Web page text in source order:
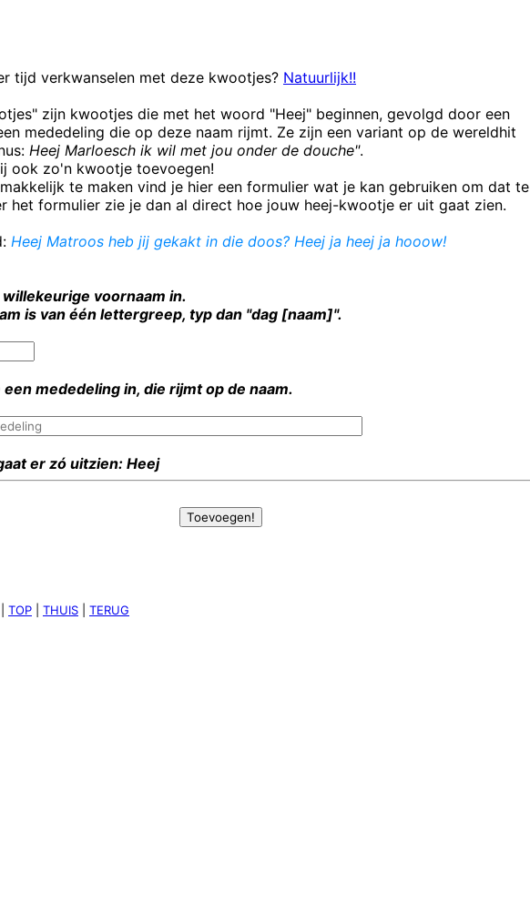
tijd verkwanselen met deze kwootjes? Natuurlijk!!
zijn kwootjes die met het woord "Heej" beginnen, gevolgd door een
mededeling die op deze naam rijmt. Ze zijn een variant op de wereldhit
Heej Marloesch ik wil met jou onder de douche".
ook zo'n kwootje toevoegen!
te maken vind je hier een formulier wat je kan gebruiken om dat te
het formulier zie je dan al direct hoe jouw heej-kwootje er uit gaat zien.
Heej Matroos heb jij gekakt in die doos? Heej ja heej ja hooow!
voornaam in.
is van één lettergreep, typ dan "dag [naam]".
een mededeling in, die rijmt op de naam.
er zó uitzien: Heej
TOP THUIS TERUG